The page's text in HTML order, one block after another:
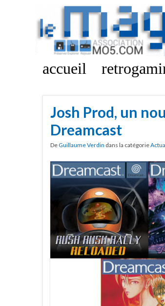
accueil
Josh Prod, un
Dreamcast
DeGuillaume Verdin dans la catégorie